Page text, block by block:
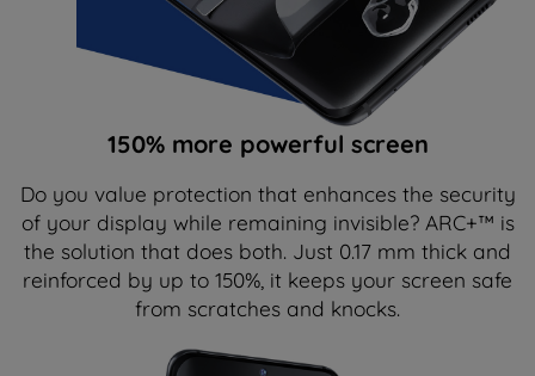
150% more powerful screen
Do you value protection that enhances the security
of your display while remaining invisible? ARC+™ is
the solution that does both. Just 0.17 mm thick and
reinforced by up to 150%, it keeps your screen safe
from scratches and knocks.